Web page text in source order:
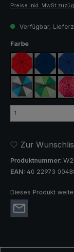
Preise inkl. MwSt
Verfügbar,
Farbeauswählen
rot
blau / grün / grau
hellgrün
Zur
Produktnummer:
EAN: 40 22973
Dieses Produkt